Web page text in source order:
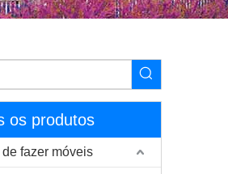
os produtos
fazer móveis